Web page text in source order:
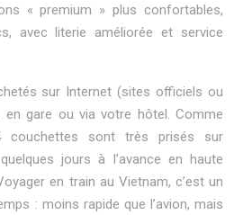
« premium » plus confortables,
avec literie améliorée et service
sur Internet (sites officiels ou
en gare ou via votre hôtel. Comme
couchettes sont très prisés sur
jours à l’avance en haute
en train au Vietnam, c’est un
: moins rapide que l’avion, mais